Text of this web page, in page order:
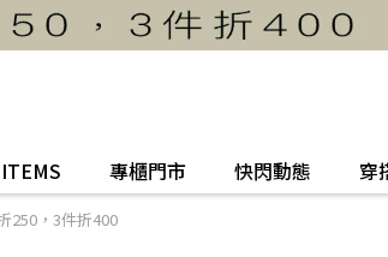
專櫃門市 快閃動態 穿
250，3件折400